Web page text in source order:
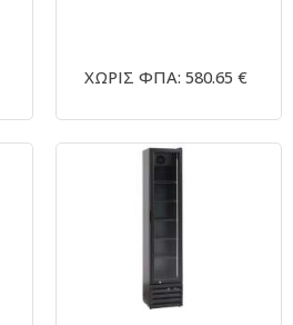
ΧΩΡΙΣ ΦΠΑ: 580.65 €